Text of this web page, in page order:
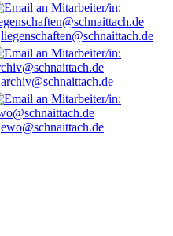
liegenschaften@schnaittach.de
archiv@schnaittach.de
ewo@schnaittach.de